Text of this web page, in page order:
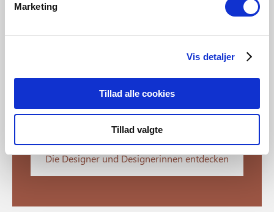
Marketing
Vis detaljer
Tillad alle cookies
Tillad valgte
Says Who ist ein dänisches Designstudio, gegründet von
der Liebe zum Handwerk, zur Einfachheit und zur
schätzt, wurde Design für beide zu einem natürlichen
Weg.
Die Designer und Designerinnen entdecken